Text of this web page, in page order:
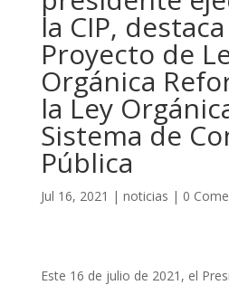
la CIP,
Proyecto de
Orgánica
la Ley
Sistema de
Pública
Jul 16, 2021 | noticias | 0
Este 16 de julio de 2021, el